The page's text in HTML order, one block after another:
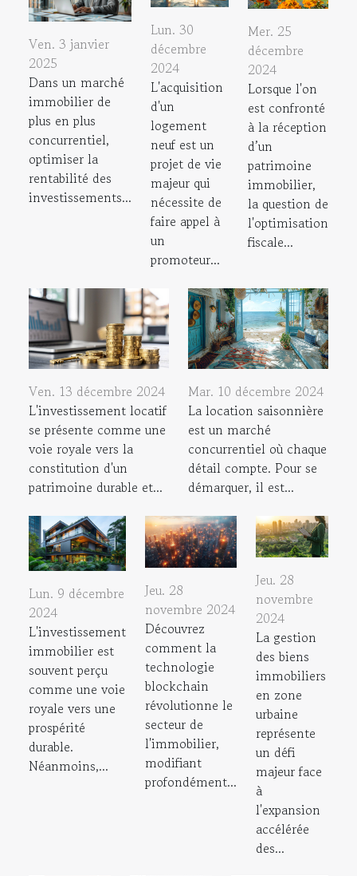
Ven. 3 janvier
2025
Dans un marché
immobilier de
plus en plus
concurrentiel,
optimiser la
rentabilité des
investissements...
Lun. 30
décembre
2024
L'acquisition
d'un
logement
neuf est un
projet de vie
majeur qui
nécessite de
faire appel à
un
promoteur...
Mer. 25
décembre
2024
Lorsque l'on
est confronté
à la réception
d’un
patrimoine
immobilier,
la question de
l'optimisation
fiscale...
Ven. 13 décembre 2024
L'investissement locatif
se présente comme une
voie royale vers la
constitution d'un
patrimoine durable et...
Mar. 10 décembre 2024
La location saisonnière
est un marché
concurrentiel où chaque
détail compte. Pour se
démarquer, il est...
Lun. 9 décembre
2024
L'investissement
immobilier est
souvent perçu
comme une voie
royale vers une
prospérité
durable.
Néanmoins,...
Jeu. 28
novembre 2024
Découvrez
comment la
technologie
blockchain
révolutionne le
secteur de
l'immobilier,
modifiant
profondément...
Jeu. 28
novembre
2024
La gestion
des biens
immobiliers
en zone
urbaine
représente
un défi
majeur face
à
l'expansion
accélérée
des...